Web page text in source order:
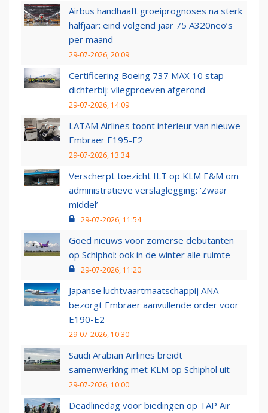
Airbus handhaaft groeiprognoses na sterk
halfjaar: eind volgend jaar 75 A320neo’s
per maand
29-07-2026, 20:09
Certificering Boeing 737 MAX 10 stap
dichterbij: vliegproeven afgerond
29-07-2026, 14:09
LATAM Airlines toont interieur van nieuwe
Embraer E195-E2
29-07-2026, 13:34
Verscherpt toezicht ILT op KLM E&M om
administratieve verslaglegging: ‘Zwaar
middel’
29-07-2026, 11:54
Goed nieuws voor zomerse debutanten
op Schiphol: ook in de winter alle ruimte
29-07-2026, 11:20
Japanse luchtvaartmaatschappij ANA
bezorgt Embraer aanvullende order voor
E190-E2
29-07-2026, 10:30
Saudi Arabian Airlines breidt
samenwerking met KLM op Schiphol uit
29-07-2026, 10:00
Deadlinedag voor biedingen op TAP Air